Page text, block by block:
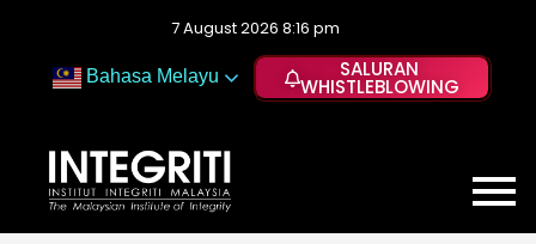
7 August 2026 8:16 pm
Bahasa Melayu SALURAN
WHISTLEBLOWING